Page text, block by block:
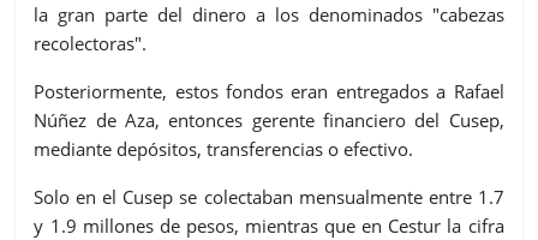
la gran parte del dinero a los denominados "cabezas
recolectoras".
Posteriormente, estos fondos eran entregados a Rafael
Núñez de Aza, entonces gerente financiero del Cusep,
mediante depósitos, transferencias o efectivo.
Solo en el Cusep se colectaban mensualmente entre 1.7
y 1.9 millones de pesos, mientras que en Cestur la cifra